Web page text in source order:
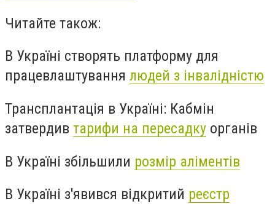
Читайте також:
В Україні створять платформу для
працевлаштування людей з інвалідністю
Трансплантація в Україні: Кабмін
затвердив тарифи на пересадку органів
В Україні збільшили розмір аліментів
В Україні з'явився відкритий реєстр